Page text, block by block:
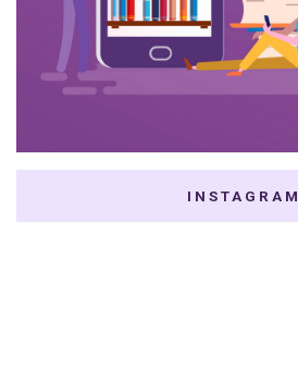
INSTAGRAM